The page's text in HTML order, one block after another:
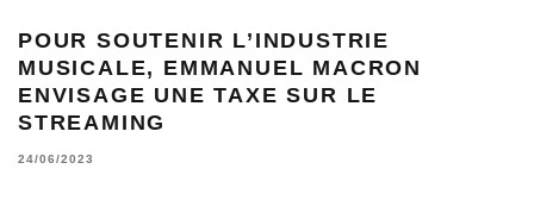
POUR SOUTENIR L’INDUSTRIE
MUSICALE, EMMANUEL MACRON
ENVISAGE UNE TAXE SUR LE
STREAMING
24/06/2023